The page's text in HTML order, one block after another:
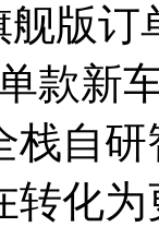
舰版
款新
栈自
转化